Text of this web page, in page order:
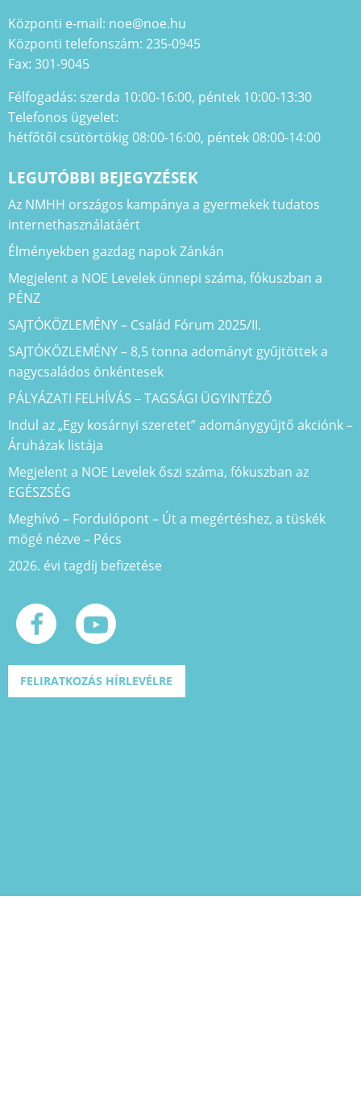
Központi e-mail: noe@noe.hu
Központi telefonszám: 235-0945
Fax: 301-9045
Félfogadás: szerda 10:00-16:00, péntek 10:00-13:30
Telefonos ügyelet:
hétfőtől csütörtökig 08:00-16:00, péntek 08:00-14:00
LEGUTÓBBI BEJEGYZÉSEK
Az NMHH országos kampánya a gyermekek tudatos
internethasználatáért
Élményekben gazdag napok Zánkán
Megjelent a NOE Levelek ünnepi száma, fókuszban a
PÉNZ
SAJTÓKÖZLEMÉNY – Család Fórum 2025/II.
SAJTÓKÖZLEMÉNY – 8,5 tonna adományt gyűjtöttek a
nagycsaládos önkéntesek
PÁLYÁZATI FELHÍVÁS – TAGSÁGI ÜGYINTÉZŐ
Indul az „Egy kosárnyi szeretet” adománygyűjtő akciónk –
Áruházak listája
Megjelent a NOE Levelek őszi száma, fókuszban az
EGÉSZSÉG
Meghívó – Fordulópont – Út a megértéshez, a tüskék
mögé nézve – Pécs
2026. évi tagdíj befizetése
FELIRATKOZÁS HÍRLEVÉLRE